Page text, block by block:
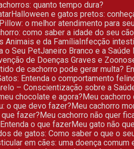
quanto tempo dura?
Halloween e gatos pretos:
o melhor atendimento para
como saber a idade do seu cão
Animais e da Família Infecção
o Seu Pet Janeiro Branco e a
de Doenças Graves e
de cachorro pode gerar multa?
Entenda o comportamento
– Conscientização sobre a
chocolate e agora?
Meu
o que devo fazer?
Meu cachorro
que fazer?
Meu cachorro não quer
Entenda o que fazer
Meu gato não
de gatos: Como saber o que o
em cães: uma doença comum